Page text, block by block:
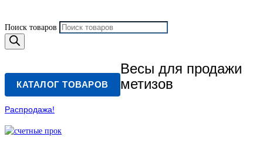
Поиск товаров
КАТАЛОГ ТОВАРОВ
Весы для продажи
метизов
Распродажа!